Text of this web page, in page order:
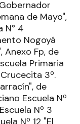
de Mayo",
N° 4
Nogoyá
Anexo Fp, de
Primaria
3º.
de
Escuela Nº
Nº 3
Nº 12 "El